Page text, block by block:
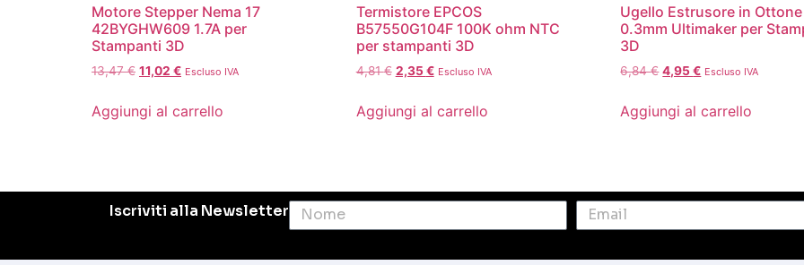
Motore Stepper Nema 17
42BYGHW609 1.7A per
Stampanti 3D
13,47€ 11,02 € Escluso IVA
Aggiungi al carrello
Termistore EPCOS
B57550G104F 100K ohm NTC
per stampanti 3D
4,81€ 2,35€ Escluso IVA
Aggiungi al carrello
Ugello Estrusore in Ottone
0.3mm Ultimaker per
3D
6,84€ 4,95€ Escluso IVA
Aggiungi al carrello
Iscriviti alla Newsletter